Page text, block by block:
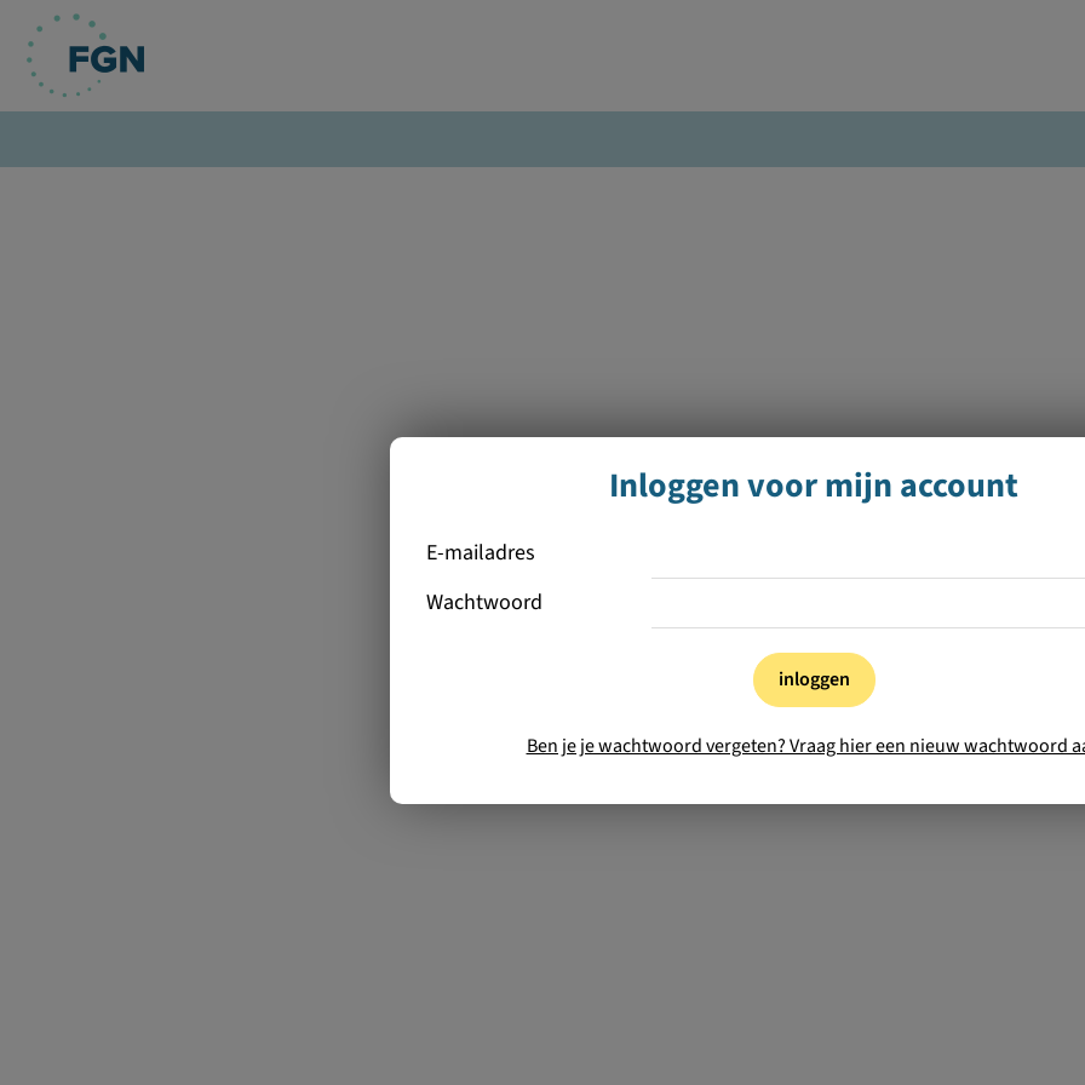
Inloggen voor mijn account
E-mailadres
Wachtwoord
inloggen
Ben je je wachtwoord vergeten? Vraag hier een nieuw wachtwoord